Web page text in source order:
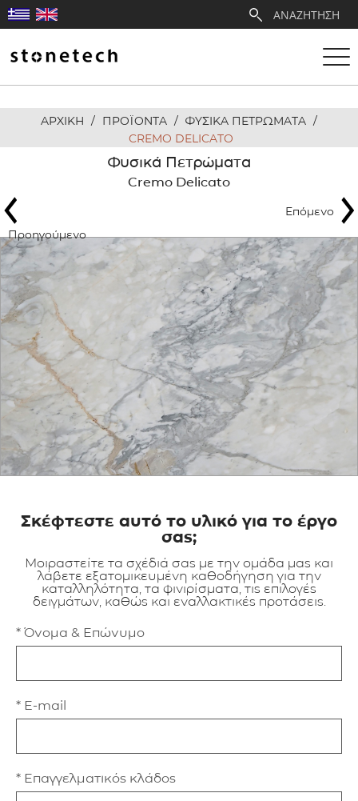
Η ΕΤΑΙΡΕΙΑ
ΑΝΤΙΠΡΟΣΩΠΕΙΕΣ
ΠΡΟΪΟΝΤΑ
ΕΡΓΑ
ΕΦΑΡΜΟΓΕΣ
ΚΑΤΑΛΟΓΟΣ
BLOG
ΑΡΧΙΚΗ / ΠΡΟΪΟΝΤΑ / ΦΥΣΙΚΑ ΠΕΤΡΩΜΑΤΑ /
CREMO DELICATO
Φυσικά Πετρώματα
Cremo Delicato
Προηγούμενο
Επόμενο
Σκέφτεστε αυτό το υλικό για το έργο
σας;
Μοιραστείτε τα σχέδιά σας με την ομάδα μας και
λάβετε εξατομικευμένη καθοδήγηση για την
καταλληλότητα, τα φινιρίσματα, τις επιλογές
δειγμάτων, καθώς και εναλλακτικές προτάσεις.
* Όνομα & Επώνυμο
* E-mail
* Επαγγελματικός κλάδος